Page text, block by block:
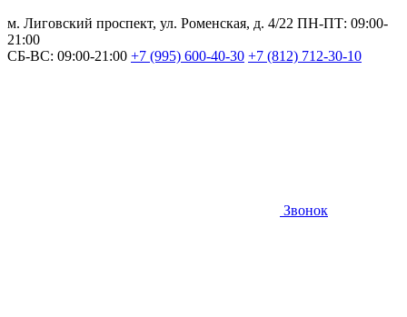
м. Лиговский проспект, ул. Роменская, д. 4/22 ПН-ПТ: 09:00-
21:00
СБ-ВС: 09:00-21:00 +7 (995) 600-40-30 +7 (812) 712-30-10
Звонок